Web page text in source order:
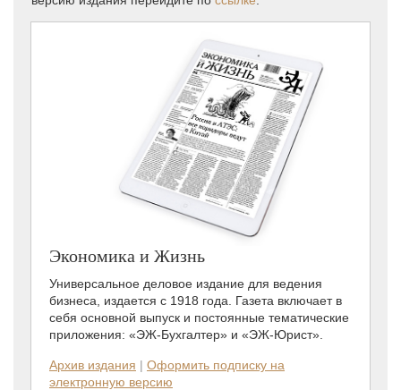
Экономика и Жизнь
Универсальное деловое издание для ведения
бизнеса, издается с 1918 года. Газета включает в
себя основной выпуск и постоянные тематические
приложения: «ЭЖ-Бухгалтер» и «ЭЖ-Юрист».
Архив издания | Оформить подписку на
электронную версию